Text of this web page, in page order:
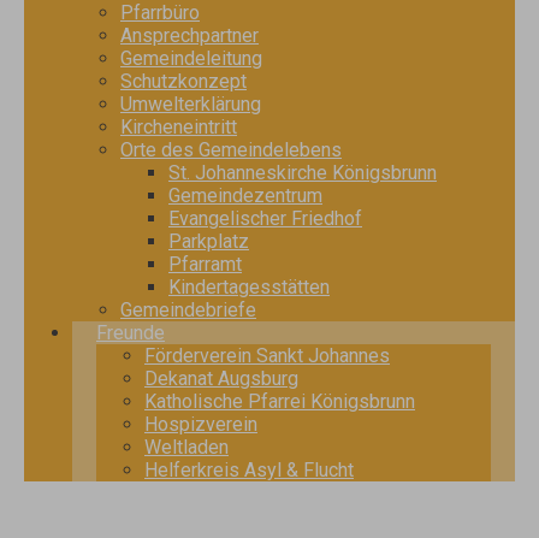
Pfarrbüro
Ansprechpartner
Gemeindeleitung
Schutzkonzept
Umwelterklärung
Kircheneintritt
Orte des Gemeindelebens
St. Johanneskirche Königsbrunn
Gemeindezentrum
Evangelischer Friedhof
Parkplatz
Pfarramt
Kindertagesstätten
Gemeindebriefe
Freunde
Förderverein Sankt Johannes
Dekanat Augsburg
Katholische Pfarrei Königsbrunn
Hospizverein
Weltladen
Helferkreis Asyl & Flucht